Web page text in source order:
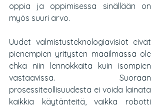
oppia ja oppimisessa sinällään on
myös suuri arvo.
Uudet valmistusteknologiavisiot eivät
pienempien yritysten maailmassa ole
ehkä niin lennokkaita kuin isompien
vastaavissa. Suoraan
prosessiteollisuudesta ei voida lainata
kaikkia käytänteitä, vaikka robotti